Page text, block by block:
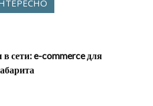
сети: e-commerce для